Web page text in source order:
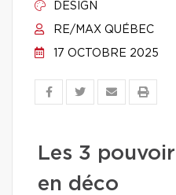
DESIGN
RE/MAX QUÉBEC
17 OCTOBRE 2025
Les 3
en déco